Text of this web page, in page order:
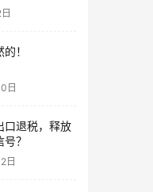
！
日
口退税，释放
？
日